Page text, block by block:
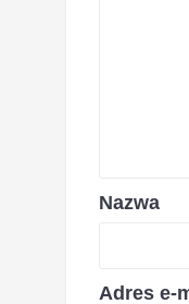
Nazwa
Adres e-